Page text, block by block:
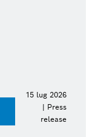
15 lug 2026
| Press
release